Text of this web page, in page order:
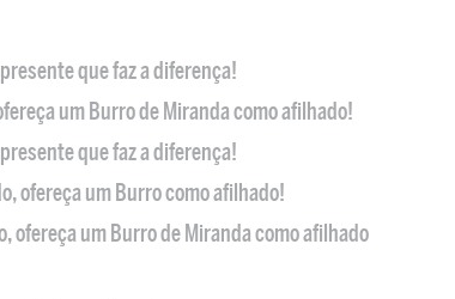
que faz a diferença!
um Burro de Miranda como afilhado!
que faz a diferença!
ofereça um Burro como afilhado!
ofereça um Burro de Miranda como afilhado